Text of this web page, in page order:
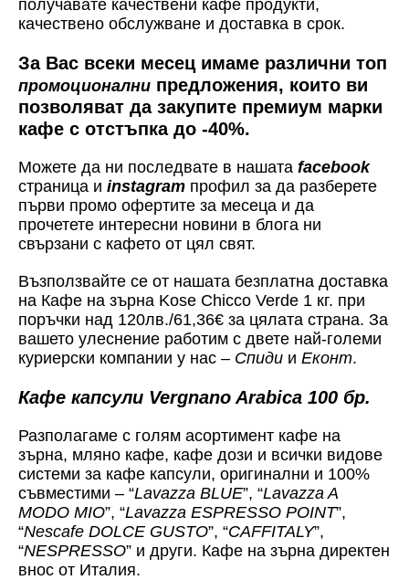
получавате качествени кафе продукти,
качествено обслужване и доставка в срок.
За Вас всеки месец имаме различни топ
промоционални предложения, които ви
позволяват да закупите премиум марки
кафе с отстъпка до -40%.
Можете да ни последвате в нашата facebook
страница и instagram профил за да разберете
първи промо офертите за месеца и да
прочетете интересни новини в блога ни
свързани с кафето от цял свят.
Възползвайте се от нашата безплатна доставка
на Кафе на зърна Kose Chicco Verde 1 кг. при
поръчки над 120лв./61,36€ за цялата страна. За
вашето улеснение работим с двете най-големи
куриерски компании у нас – Спиди и Еконт.
Кафе капсули Vergnano Arabica 100 бр.
Разполагаме с голям асортимент кафе на
зърна, мляно кафе, кафе дози и всички видове
системи за кафе капсули, оригинални и 100%
съвместими – “Lavazza BLUE”, “Lavazza A
MODO MIO”, “Lavazza ESPRESSO POINT”,
“Nescafe DOLCE GUSTO”, “CAFFITALY”,
“NESPRESSO” и други. Кафе на зърна директен
внос от Италия.